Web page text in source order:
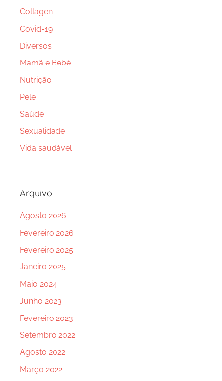
Collagen
Covid-19
Diversos
Mamã e Bebé
Nutrição
Pele
Saúde
Sexualidade
Vida saudável
Arquivo
Agosto 2026
Fevereiro 2026
Fevereiro 2025
Janeiro 2025
Maio 2024
Junho 2023
Fevereiro 2023
Setembro 2022
Agosto 2022
Março 2022